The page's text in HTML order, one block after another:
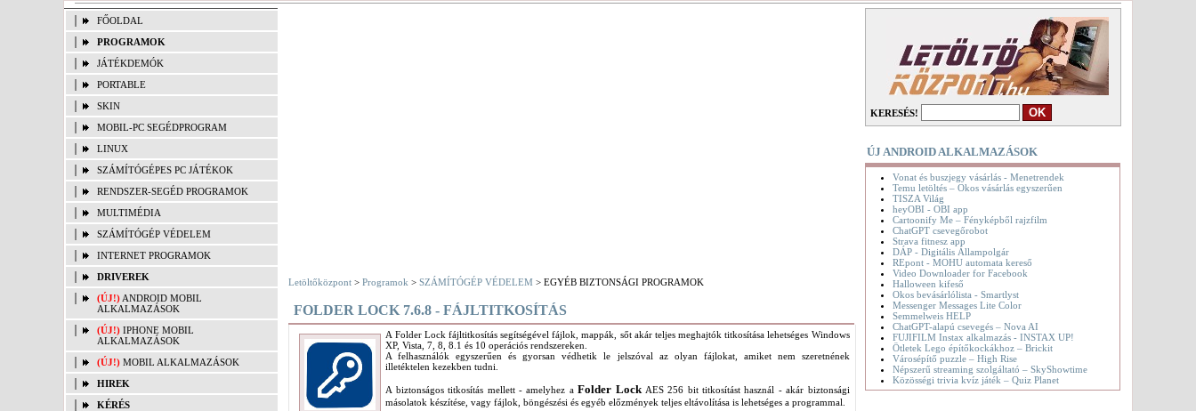
FŐOLDAL
PROGRAMOK
JÁTÉKDEMÓK
PORTABLE
SKIN
MOBIL-PC SEGÉDPROGRAM
LINUX
SZÁMÍTÓGÉPES PC JÁTÉKOK
RENDSZER-SEGÉD PROGRAMOK
MULTIMÉDIA
SZÁMÍTÓGÉP VÉDELEM
INTERNET PROGRAMOK
DRIVEREK
(ÚJ!) ANDROID MOBIL
ALKALMAZÁSOK
(ÚJ!) IPHONE MOBIL
ALKALMAZÁSOK
(ÚJ!) MOBIL ALKALMAZÁSOK
HIREK
KÉRÉS
Letöltőközpont > Programok > SZÁMÍTÓGÉP VÉDELEM > EGYÉB BIZTONSÁGI PROGRAMOK
FOLDER LOCK 7.6.8 - FÁJLTITKOSÍTÁS
A Folder Lock fájltitkosítás segítségével fájlok, mappák, sőt akár teljes meghajtók titkosítása lehetséges Windows
XP, Vista, 7, 8, 8.1 és 10 operációs rendszereken.
A felhasználók egyszerűen és gyorsan védhetik le jelszóval az olyan fájlokat, amiket nem szeretnének
illetéktelen kezekben tudni.
A biztonságos titkosítás mellett - amelyhez aFolder Lock AES 256 bit titkosítást használ - akár biztonsági
másolatok készítése, vagy fájlok, böngészési és egyéb előzmények teljes eltávolítása is lehetséges a programmal.
KERESÉS!
ÚJ ANDROID ALKALMAZÁSOK
Vonat és buszjegy vásárlás - Menetrendek
Temu letöltés – Okos vásárlás egyszerűen
TISZA Világ
heyOBI - OBI app
Cartoonify Me – Fényképből rajzfilm
ChatGPT csevegőrobot
Strava fitnesz app
DÁP - Digitális Állampolgár
REpont - MOHU automata kereső
Video Downloader for Facebook
Halloween kifeső
Okos bevásárlólista - Smartlyst
Messenger Messages Lite Color
Semmelweis HELP
ChatGPT-alapú csevegés – Nova AI
FUJIFILM Instax alkalmazás - INSTAX UP!
Ötletek Lego építőkockákhoz – Brickit
Városépítő puzzle – High Rise
Népszerű streaming szolgáltató – SkyShowtime
Közösségi trivia kvíz játék – Quiz Planet